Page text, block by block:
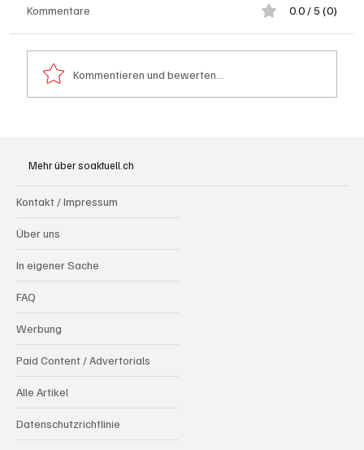
Kommentare 0.0 / 5 (0)
Kommentieren und bewerten...
Mehr über soaktuell.ch
Kontakt / Impressum
Über uns
In eigener Sache
FAQ
Werbung
Paid Content / Advertorials
Alle Artikel
Datenschutzrichtlinie